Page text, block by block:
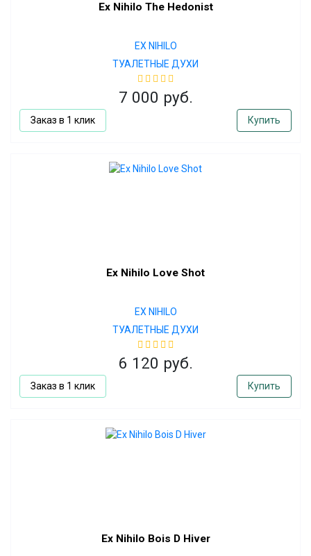
Ex Nihilo The Hedonist
EX NIHILO
ТУАЛЕТНЫЕ ДУХИ
7 000 руб.
Заказ в 1 клик Купить
Ex Nihilo Love Shot
EX NIHILO
ТУАЛЕТНЫЕ ДУХИ
6 120 руб.
Заказ в 1 клик Купить
Ex Nihilo Bois D Hiver